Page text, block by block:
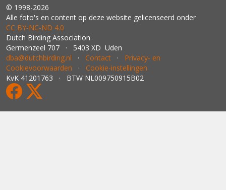
© 1998-2026
Alle foto's en content op deze website gelicenseerd onder
CC BY‑NC‑ND 4.0
Dutch Birding Association
Germenzeel 707 · 5403 XD Uden
dba@dutchbirding.nl · Contact · Privacy- en
Cookievoorwaarden · Cookie-instellingen
KvK 41201763 · BTW NL009750915B02